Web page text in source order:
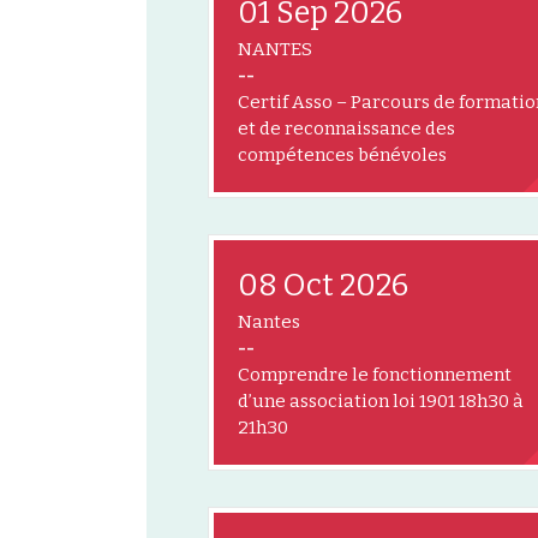
01 Sep 2026
NANTES
--
Certif Asso – Parcours de
et de reconnaissance des
compétences bénévoles
08 Oct 2026
Nantes
--
Comprendre le fonctionnement
d’une association loi 1901 18h30 à
21h30